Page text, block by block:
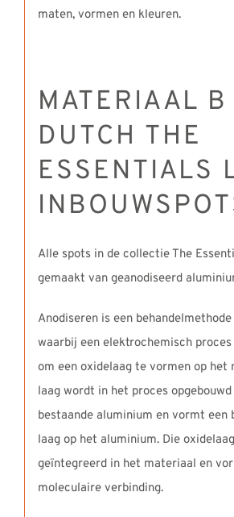
maten, vormen en kleuren.
MATERIAAL B
DUTCH THE
ESSENTIALS
Alle spots in de collectie The
gemaakt van geanodiseerd
Anodiseren is een
waarbij een elektrochemisch
om een oxidelaag te vormen op het
laag wordt in het proces
bestaande aluminium en vormt een
laag op het aluminium. Die
geïntegreerd in het materiaal en
moleculaire verbinding.